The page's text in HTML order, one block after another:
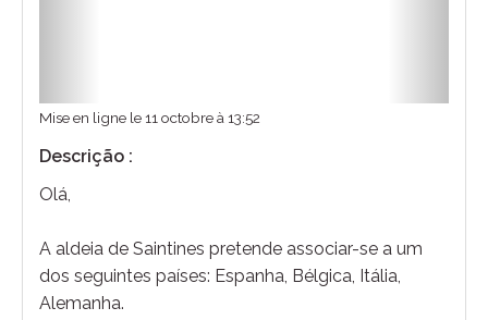
Mise en ligne le 11 octobre à 13:52
Descrição :
Olá,
A aldeia de Saintines pretende associar-se a um
dos seguintes países: Espanha, Bélgica, Itália,
Alemanha.